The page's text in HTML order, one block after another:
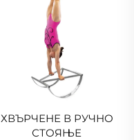
ХВЪРЧЕНЕ В РУЧНО
СТОЯЊЕ